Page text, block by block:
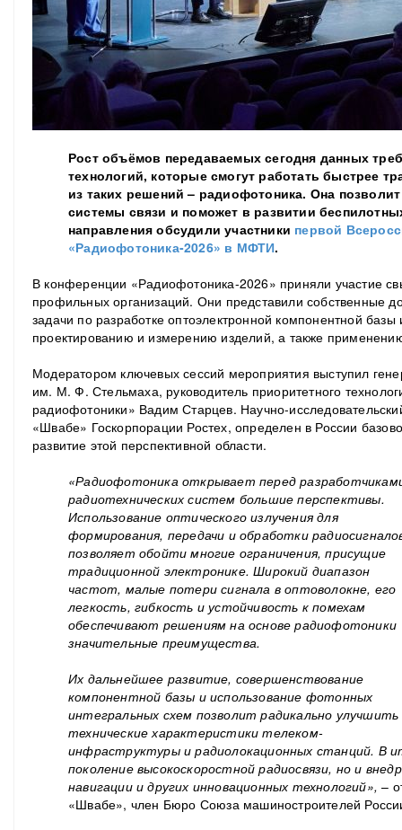
Рост объёмов передаваемых сегодня данных
технологий, которые смогут работать быстрее
из таких решений – радиофотоника. Она
системы связи и поможет в развитии
направления обсудили участники первой
«Радиофотоника-2026» в МФТИ.
В конференции «Радиофотоника-2026» приняли участие
профильных организаций. Они представили собственные
задачи по разработке оптоэлектронной компонентной
проектированию и измерению изделий, а также
Модератором ключевых сессий мероприятия выступил
им. М. Ф. Стельмаха, руководитель приоритетного
радиофотоники» Вадим Старцев. Научно-
«Швабе» Госкорпорации Ростех, определен в России
развитие этой перспективной области.
«Радиофотоника открывает перед
радиотехнических систем большие перспективы.
Использование оптического излучения для
формирования, передачи и обработки
позволяет обойти многие ограничения, присущие
традиционной электронике. Широкий диапазон
частот, малые потери сигнала в оптоволокне, его
легкость, гибкость и устойчивость к помехам
обеспечивают решениям на основе радиофотоники
значительные преимущества.
Их дальнейшее развитие, совершенствование
компонентной базы и использование фотонных
интегральных схем позволит радикально улучшить
технические характеристики телеком-
инфраструктуры и радиолокационных станций. В
поколение высокоскоростной радиосвязи, но и
навигации и других инновационных технологий»,–
«Швабе», член Бюро Союза машиностроителей